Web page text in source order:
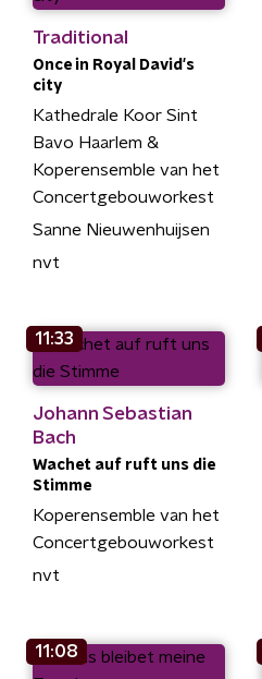
Traditional
Once in Royal David's
city
Kathedrale Koor Sint
Bavo Haarlem &
Koperensemble van het
Concertgebouworkest
Sanne Nieuwenhuijsen
nvt
11:33
Johann Sebastian
Bach
Wachet auf ruft uns die
Stimme
Koperensemble van het
Concertgebouworkest
nvt
11:08